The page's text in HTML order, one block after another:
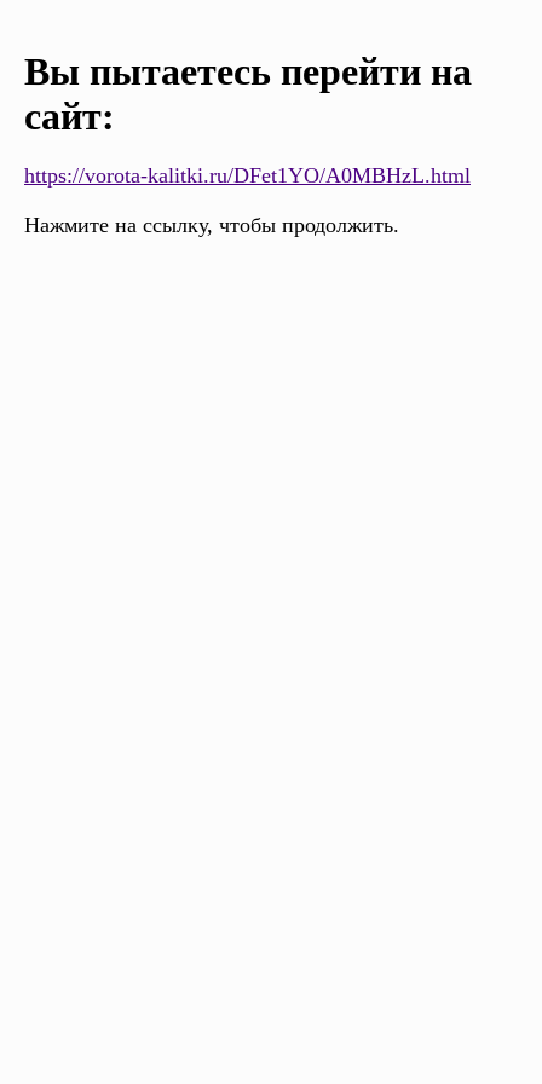
Вы пытаетесь перейти на
сайт:
https://vorota-kalitki.ru/DFet1YO/A0MBHzL.html
Нажмите на ссылку, чтобы продолжить.